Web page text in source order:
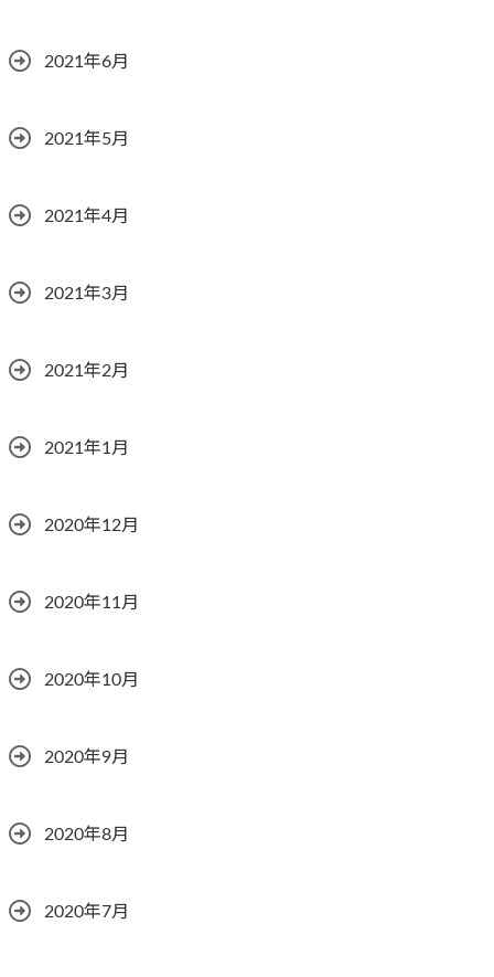
2021年6月
2021年5月
2021年4月
2021年3月
2021年2月
2021年1月
2020年12月
2020年11月
2020年10月
2020年9月
2020年8月
2020年7月